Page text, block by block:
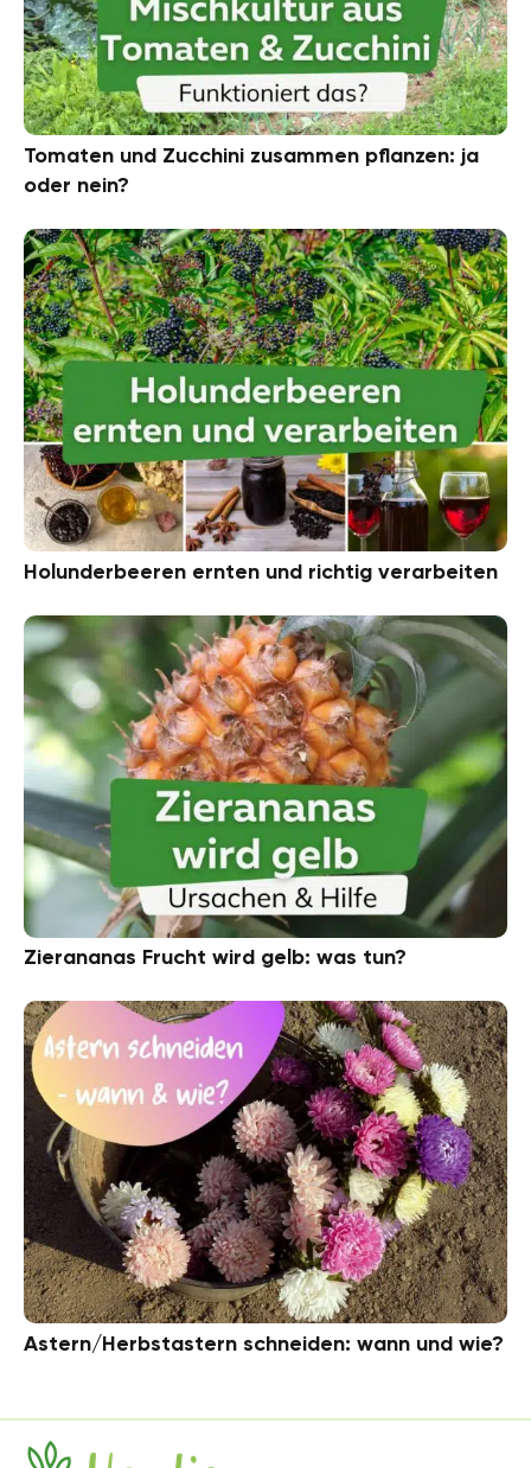
Tomaten und Zucchini zusammen pflanzen: ja
oder nein?
Holunderbeeren ernten und richtig verarbeiten
Zierananas Frucht wird gelb: was tun?
Astern/Herbstastern schneiden: wann und wie?